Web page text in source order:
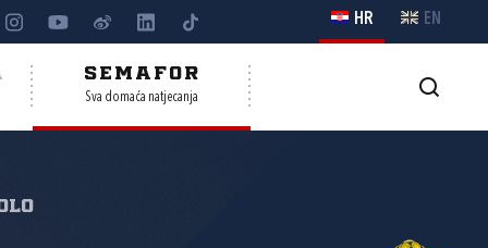
HR EN
SEMAFOR
Sva domaća natjecanja